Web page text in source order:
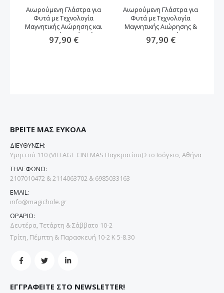
Αιωρούμενη Γλάστρα για
Φυτά με Τεχνολογία
Μαγνητικής Αιώρησης και
Περιστροφή -καφέ χρώμα
97,90 €
Αιωρούμενη Γλάστρα για
Φυτά με Τεχνολογία
Μαγνητικής Αιώρησης &
Περιστροφή
97,90 €
ΒΡΕΙΤΕ ΜΑΣ ΕΥΚΟΛΑ
ΔΙΕΥΘΥΝΣΗ:
Υμηττού 110 (VILLAGE CINEMAS Παγκρατίου) Στο Ισόγειο, Αθήνα
ΤΗΛΕΦΩΝΟ:
2107010472 & 2114063702 & 6985033163
EMAIL:
info@magichole.gr
ΩΡΑΡΙΟ:
Δευτέρα, Τετάρτη & Σάββατο 10-2
Τρίτη, Πέμπτη & Παρασκευή 10-2 Κ 5-8.30
ΕΓΓΡΑΦΕΙΤΕ ΣΤΟ NEWSLETTER!